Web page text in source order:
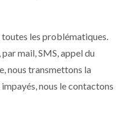
les problématiques.
mail, SMS, appel du
nous transmettons la
nous le contactons